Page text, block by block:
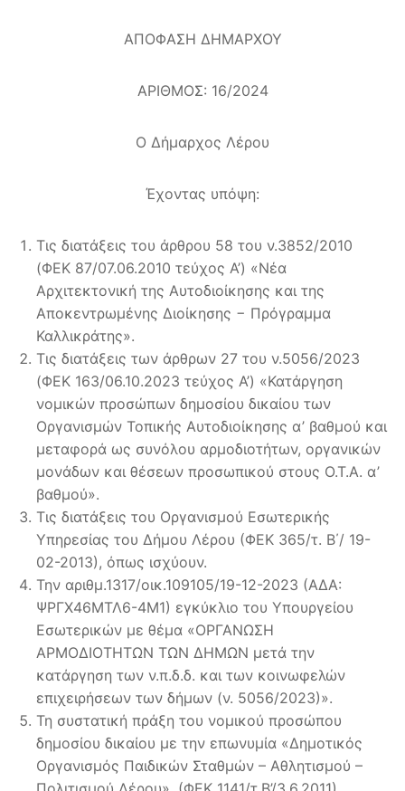
ΑΠΟΦΑΣΗ ΔΗΜΑΡΧΟΥ
ΑΡΙΘΜΟΣ: 16/2024
Ο Δήμαρχος Λέρου
Έχοντας υπόψη:
Τις διατάξεις του άρθρου 58 του ν.3852/2010
(ΦΕΚ 87/07.06.2010 τεύχος Α’) «Νέα
Αρχιτεκτονική της Αυτοδιοίκησης και της
Αποκεντρωμένης Διοίκησης − Πρόγραμμα
Καλλικράτης».
Τις διατάξεις των άρθρων 27 του ν.5056/2023
(ΦΕΚ 163/06.10.2023 τεύχος Α’) «Κατάργηση
νομικών προσώπων δημοσίου δικαίου των
Οργανισμών Τοπικής Αυτοδιοίκησης α’ βαθμού και
μεταφορά ως συνόλου αρμοδιοτήτων, οργανικών
μονάδων και θέσεων προσωπικού στους Ο.Τ.Α. α’
βαθμού».
Τις διατάξεις του Οργανισμού Εσωτερικής
Υπηρεσίας του Δήμου Λέρου (ΦΕΚ 365/τ. Β΄/ 19-
02-2013), όπως ισχύουν.
Την αριθμ.1317/οικ.109105/19-12-2023 (ΑΔΑ:
ΨΡΓΧ46ΜΤΛ6-4Μ1) εγκύκλιο του Υπουργείου
Εσωτερικών με θέμα «ΟΡΓΑΝΩΣΗ
ΑΡΜΟΔΙΟΤΗΤΩΝ ΤΩΝ ΔΗΜΩΝ μετά την
κατάργηση των ν.π.δ.δ. και των κοινωφελών
επιχειρήσεων των δήμων (ν. 5056/2023)».
Τη συστατική πράξη του νομικού προσώπου
δημοσίου δικαίου με την επωνυμία «Δημοτικός
Οργανισμός Παιδικών Σταθμών – Αθλητισμού –